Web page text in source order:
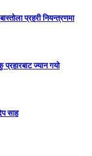
प्रहरी नियन्त्रणमा
ज्यान गयो
साह